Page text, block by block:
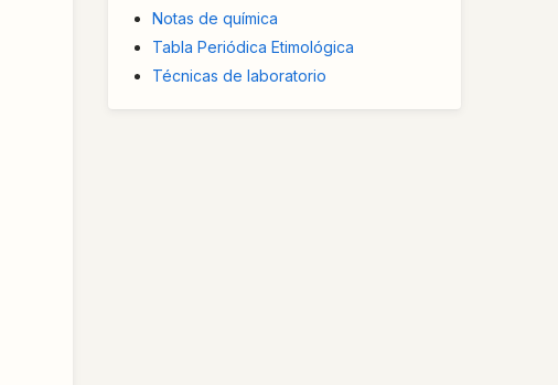
Notas de química
Tabla Periódica Etimológica
Técnicas de laboratorio